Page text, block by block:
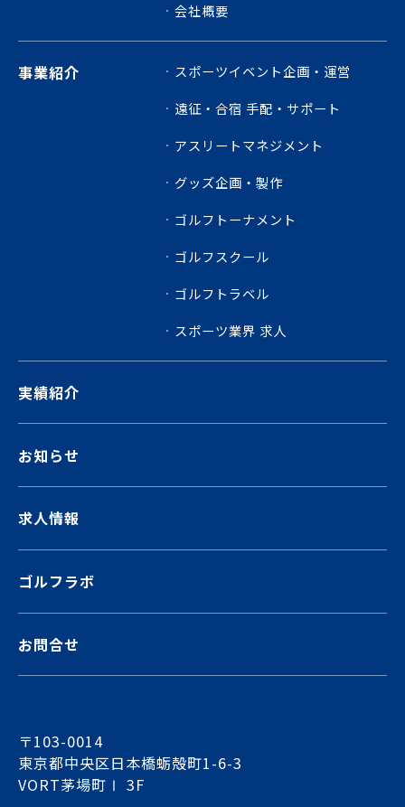
会社概要
事業紹介
スポーツイベント企画・運営
遠征・合宿 手配・サポート
アスリートマネジメント
グッズ企画・製作
ゴルフトーナメント
ゴルフスクール
ゴルフトラベル
スポーツ業界 求人
実績紹介
お知らせ
求人情報
ゴルフラボ
お問合せ
〒103-0014
東京都中央区日本橋蛎殻町1-6-3
VORT茅場町Ⅰ 3F